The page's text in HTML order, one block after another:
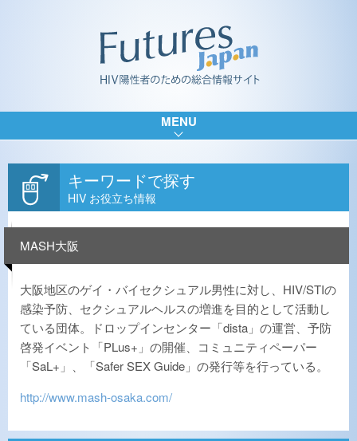
MENU
キーワードで探す
HIV お役立ち情報
MASH大阪
大阪地区のゲイ・バイセクシュアル男性に対し、HIV/STIの
感染予防、セクシュアルヘルスの増進を目的として活動し
ている団体。ドロップインセンター「dista」の運営、予防
啓発イベント「PLus+」の開催、コミュニティペーパー
「SaL+」、「Safer SEX Guide」の発行等を行っている。
http://www.mash-osaka.com/